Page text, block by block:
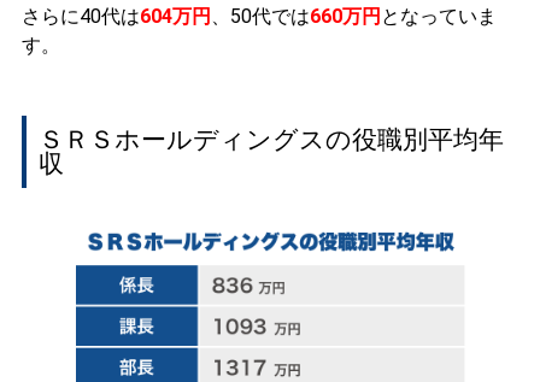
さらに40代は604万円 、50代では660万円 となっていま
す。
ＳＲＳホールディングスの役職別平均年
収